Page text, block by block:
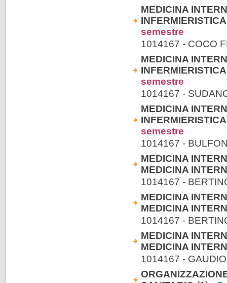
MEDICINA
semestre
1014167 - COCO
MEDICINA
semestre
1014167 -
MEDICINA
semestre
1014167 -
MEDICINA
MEDICINA
1014167 -
MEDICINA
MEDICINA
1014167 -
MEDICINA
MEDICINA
1014167 -